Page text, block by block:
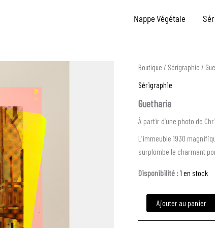
Nappe Végétale
Boutique / Sérigraphie /
Sérigraphie
Guetharia
À partir d’une photo de
L’immeuble 1930
surplombe le charmant
Disponibilité :1 en stock
quantité
Guetharia
Ajouter au panier